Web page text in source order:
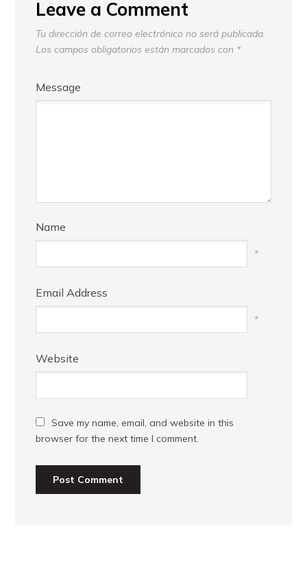
Leave a Comment
Tu dirección de correo electrónico no será publicada.
Los campos obligatorios están marcados con *
Message
Name
*
Email Address
*
Website
Save my name, email, and website in this
browser for the next time I comment.